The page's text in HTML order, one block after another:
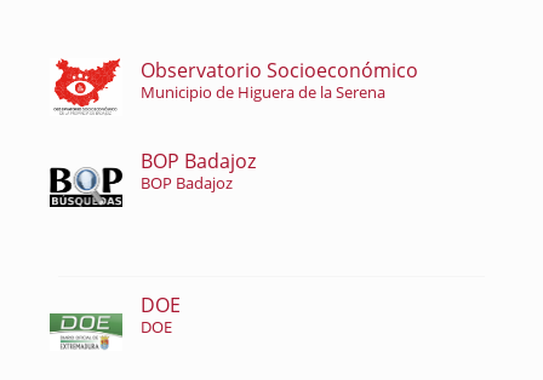
Observatorio Socioeconómico
Municipio de Higuera de la Serena
BOP Badajoz
BOP Badajoz
DOE
DOE